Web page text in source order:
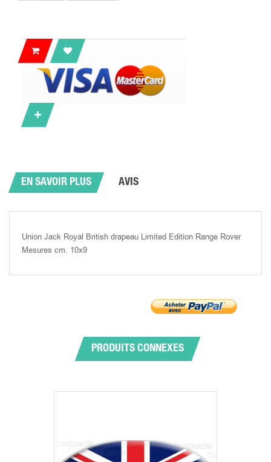
EN SAVOIR PLUS AVIS
Union Jack Royal British drapeau Limited Edition Range Rover
Mesures cm. 10x9
PRODUITS CONNEXES